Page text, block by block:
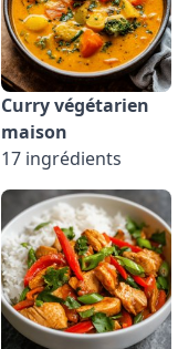
Curry végétarien
maison
17 ingrédients